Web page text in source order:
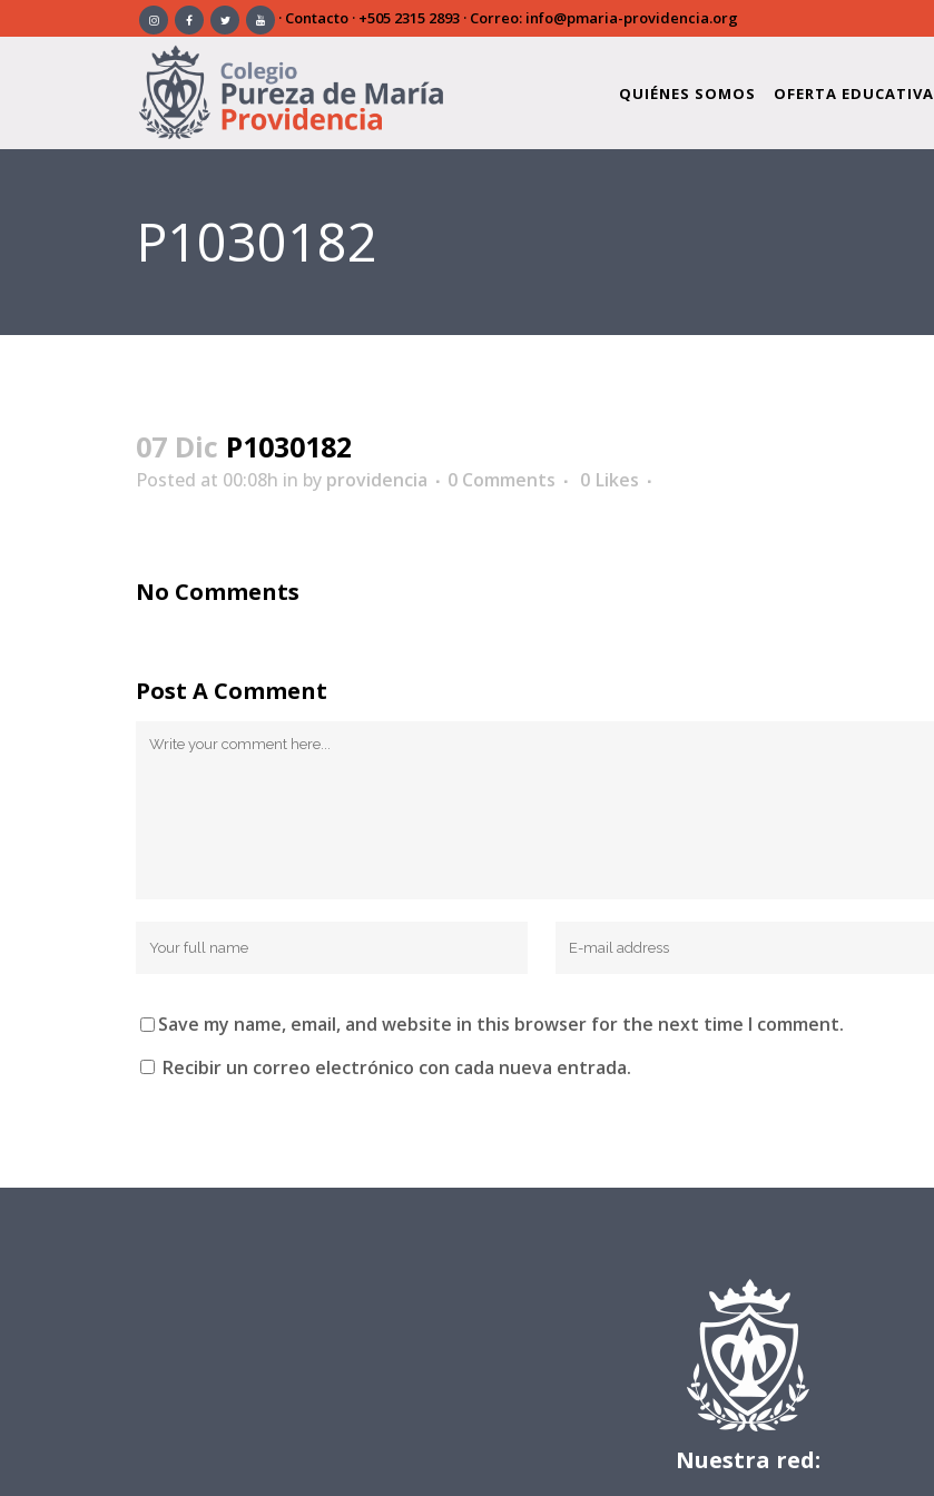
· Contacto · +505 2315 2893 · Correo: info@pmaria-providencia.org
QUIÉNES SOMOS OFERTA EDUCATIVA
P1030182
07 Dic P1030182
Posted at 00:08h in by providencia 0 Comments 0 Likes
No Comments
Post A Comment
Save my name, email, and website in this browser for the next time I comment.
Recibir un correo electrónico con cada nueva entrada.
Nuestra red: